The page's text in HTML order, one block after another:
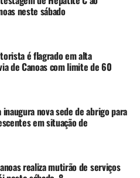
neste sábado
é flagrado em alta
de Canoas com limite de 60
inaugura nova sede de abrigo para
em situação de
realiza mutirão de serviços